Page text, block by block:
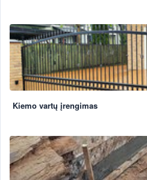
Kiemo vartų įrengimas